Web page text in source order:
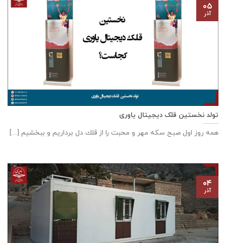
تولد نخستین قلک دیجیتال یاوری
همه روز اول صبح سكه مهر و محبت را از قلك دل برداريم و ببخشيم [...]
۰۵
آذر
۰۴
آذر